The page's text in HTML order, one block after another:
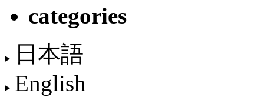
categories
日本語
English